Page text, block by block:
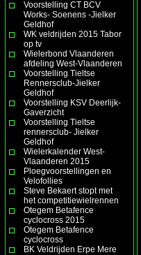
Voorstelling CT BCV
Works- Soenens -Jielker
Geldhof
WK veldrijden 2015 Tabor
op tv
Wielerbond Vlaanderen
afdeling West-Vlaanderen
Voorstelling Tieltse
Rennersclub-Jielker
Geldhof
Voorstelling KSV Deerlijk-
Gaverzicht
Voorstelling Tieltse
rennersclub- Jielker
Geldhof
Wielerkalender West-
Vlaanderen 2015
Ploegvoorstellingen en
Velofollies
Steve Bekaert stopt met
het competitiewielrennen
Otegem Betafence
cyclocross 2015
Otegem Betafence
cyclocross
BK Veldrijden Erpe Mere